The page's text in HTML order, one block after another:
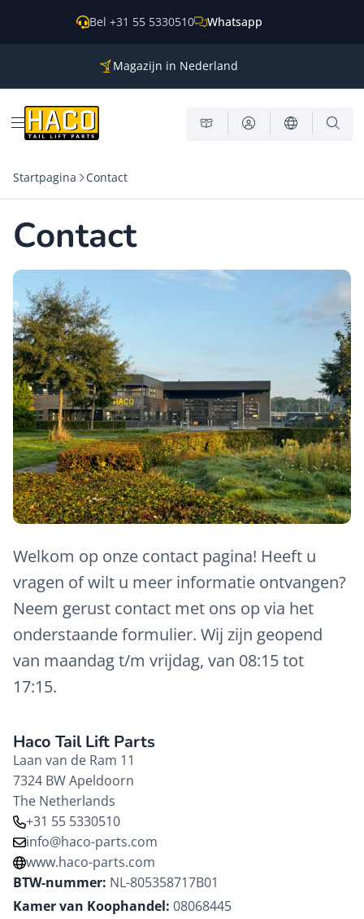
Magazijn in Nederland
Bel +31 55 5330510 Whatsapp
Menu openen
Startpagina Contact
Contact
Welkom op onze contact pagina! Heeft u
vragen of wilt u meer informatie ontvangen?
Neem gerust contact met ons op via het
onderstaande formulier. Wij zijn geopend
van maandag t/m vrijdag, van 08:15 tot
17:15.
Haco Tail Lift Parts
Laan van de Ram 11
7324 BWApeldoorn
The Netherlands
+31 55 5330510
info@haco-parts.com
www.haco-parts.com
BTW-nummer: NL-805358717B01
Kamer van Koophandel: 08068445